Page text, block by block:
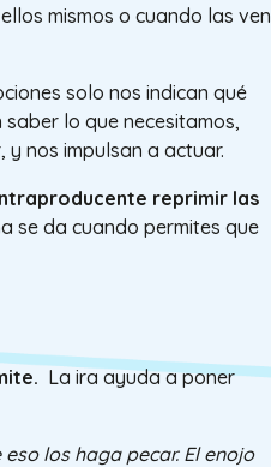
mismos o cuando las ven
solo nos indican qué
lo que necesitamos,
nos impulsan a actuar.
reprimir las
se da cuando permites que
La ira ayuda a poner
los haga pecar. El enojo